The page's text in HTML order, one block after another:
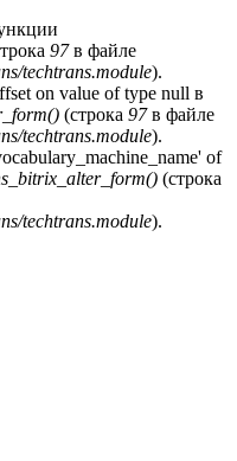
97в файле
techtrans.module).
on value of type null в
(строка 97в файле
techtrans.module).
of
(строка
techtrans.module).